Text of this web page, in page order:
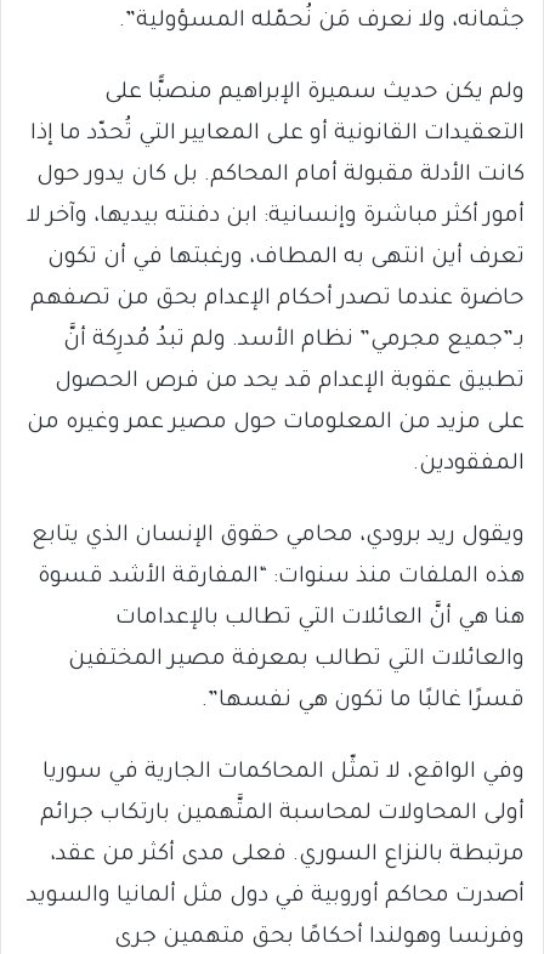
جثمانه، ولا نعرف مَن نُحمّله المسؤولية”.
ولم يكن حديث سميرة الإبراهيم منصبًّا على
التعقيدات القانونية أو على المعايير التي تُحدّد ما إذا
كانت الأدلة مقبولة أمام المحاكم. بل كان يدور حول
أمور أكثر مباشرة وإنسانية: ابن دفنته بيديها، وآخر لا
تعرف أين انتهى به المطاف، ورغبتها في أن تكون
حاضرة عندما تصدر أحكام الإعدام بحق من تصفهم
بـ”جميع مجرمي” نظام الأسد. ولم تبدُ مُدرِكة أنَّ
تطبيق عقوبة الإعدام قد يحد من فرص الحصول
على مزيد من المعلومات حول مصير عمر وغيره من
المفقودين.
ويقول ريد برودي، محامي حقوق الإنسان الذي يتابع
هذه الملفات منذ سنوات: “المفارقة الأشد قسوة
هنا هي أنَّ العائلات التي تطالب بالإعدامات
والعائلات التي تطالب بمعرفة مصير المختفين
قسرًا غالبًا ما تكون هي نفسها”.
وفي الواقع، لا تمثّل المحاكمات الجارية في سوريا
أولى المحاولات لمحاسبة المتَّهمين بارتكاب جرائم
مرتبطة بالنزاع السوري. فعلى مدى أكثر من عقد،
أصدرت محاكم أوروبية في دول مثل ألمانيا والسويد
وفرنسا وهولندا أحكامًا بحق متهمين جرى